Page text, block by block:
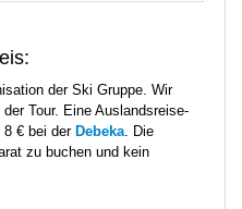
der Ski Gruppe. Wir
Tour. Eine Auslandsreise-
8 € bei der Debeka. Die
zu buchen und kein